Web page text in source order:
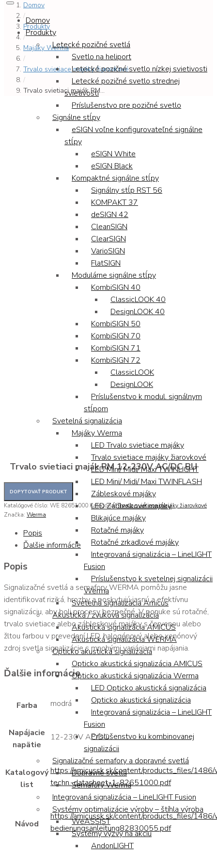
Domov
Produkty
Letecké pozičné svetlá
Svetlo na heliport
Letecké pozičné svetlo nízkej svietivosti
Letecké pozičné svetlo strednej
svietivosti
Príslušenstvo pre pozičné svetlo
Signálne stĺpy
eSIGN voľne konfigurovateľné signálne
stĺpy
eSIGN White
eSIGN Black
Kompaktné signálne stĺpy
Signálny stĺp RST 56
KOMPAKT 37
deSIGN 42
CleanSIGN
ClearSIGN
VarioSIGN
FlatSIGN
Modulárne signálne stĺpy
KombiSIGN 40
ClassicLOOK 40
DesignLOOK 40
KombiSIGN 50
KombiSIGN 70
KombiSIGN 71
KombiSIGN 72
ClassicLOOK
DesignLOOK
Príslušenstvo k modul. signálnym
stĺpom
Svetelná signalizácia
Majáky Werma
LED Trvalo svietiace majáky
Trvalo svietiace majáky žiarovkové
LED Mini/ Midi/ Maxi TWINLIGHT
LED Mini/ Midi/ Maxi TWINFLASH
Zábleskové majáky
LED Zábleskové majáky
Blikajúce majáky
Rotačné majáky
Rotačné zrkadlové majáky
Integrovaná signalizácia – LineLIGHT
Fusion
Príslušenstvo k svetelnej signalizácii
Werma
Svetelná signalizácia Amicus
Akustická / zvuková signalizácia
Akustická signalizácia AMICUS
Akustická signalizácia WERMA
Opticko akustická signalizácia
Opticko akustická signalizácia AMICUS
Opticko akustická signalizácia Werma
LED Opticko akustická signalizácia
Opticko akustická signalizácia
Integrovaná signalizácia – LineLIGHT
Fusion
Príslušenstvo ku kombinovanej
signalizácii
Signalizačné semafory a dopravné svetlá
Dopravné svetlá
Semafory Werma
Integrovaná signalizácia – LineLIGHT Fusion
Systémy optimalizácie výroby – štíhla výroba
WeASSIST
Systémy výzvy na akciu
AndonLIGHT
Domov
/
Produkty
/
Majáky Werma
/
Trvalo svietiace majáky žiarovkové
/
Trvalo svietiaci maják RM...
Trvalo svietiaci maják RM 12-230V AC/DC BU
Katalógové číslo: WE 82651000 Kategória:Trvalo svietiace majáky žiarovkové
Značka: Werma
Popis
Ďalšie informácie
Popis
Signalizačné svetlá a semafory WERMA pomôžu jasne
identifikovať riziká, hrozby a poskytujú jasnú a efektívnu
signalizáciu, aby boli procesy bezpečné. V ponuke sú rotačné,
trvalo svietiace alebo zábleskové majáky s červenou alebo
žltou farbou v prevedení LED, halogénový alebo xenónový
zdroj svetla signalizácie s mnohými variáciami napájania.
Ďalšie informácie
Farba modrá
Napájacie
napätie
12-230V AC/DC
Katalogový
list
https://amicussk.sk/content/products_files/
techn.-datasheet-1-82651000.pdf
Návod
https://amicussk.sk/content/products_files/
bedienungsanleitung82830055.pdf